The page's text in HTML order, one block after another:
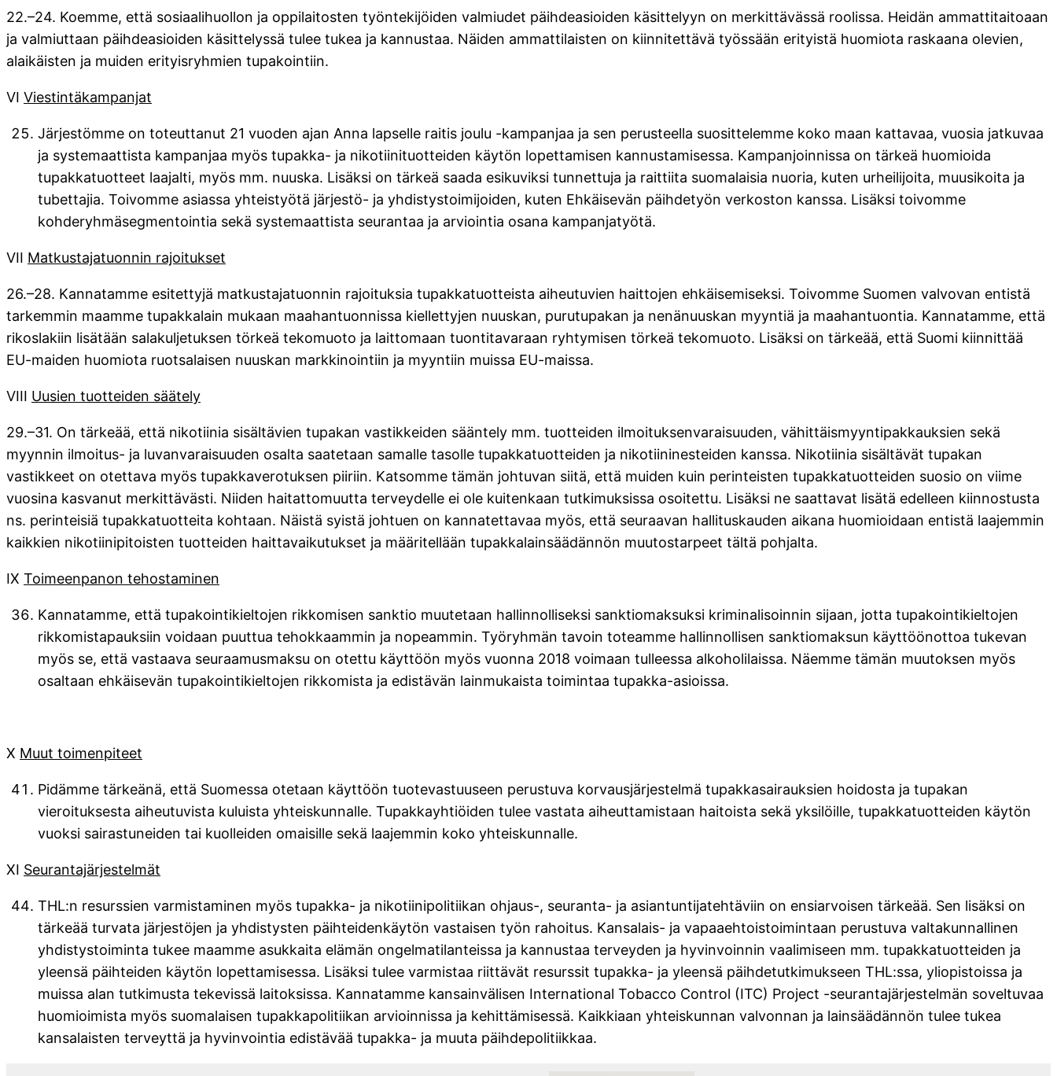
22.–24. Koemme, että sosiaalihuollon ja oppilaitosten työntekijöiden valmiudet päihdeasioiden käsittelyyn on merkittävässä roolissa. Heidän ammattitaitoaan
ja valmiuttaan päihdeasioiden käsittelyssä tulee tukea ja kannustaa. Näiden ammattilaisten on kiinnitettävä työssään erityistä huomiota raskaana olevien,
alaikäisten ja muiden erityisryhmien tupakointiin.
VI Viestintäkampanjat
Järjestömme on toteuttanut 21 vuoden ajan Anna lapselle raitis joulu -kampanjaa ja sen perusteella suosittelemme koko maan kattavaa, vuosia jatkuvaa
ja systemaattista kampanjaa myös tupakka- ja nikotiinituotteiden käytön lopettamisen kannustamisessa. Kampanjoinnissa on tärkeä huomioida
tupakkatuotteet laajalti, myös mm. nuuska. Lisäksi on tärkeä saada esikuviksi tunnettuja ja raittiita suomalaisia nuoria, kuten urheilijoita, muusikoita ja
tubettajia. Toivomme asiassa yhteistyötä järjestö- ja yhdistystoimijoiden, kuten Ehkäisevän päihdetyön verkoston kanssa. Lisäksi toivomme
kohderyhmäsegmentointia sekä systemaattista seurantaa ja arviointia osana kampanjatyötä.
VII Matkustajatuonnin rajoitukset
26.–28. Kannatamme esitettyjä matkustajatuonnin rajoituksia tupakkatuotteista aiheutuvien haittojen ehkäisemiseksi. Toivomme Suomen valvovan entistä
tarkemmin maamme tupakkalain mukaan maahantuonnissa kiellettyjen nuuskan, purutupakan ja nenänuuskan myyntiä ja maahantuontia. Kannatamme, että
rikoslakiin lisätään salakuljetuksen törkeä tekomuoto ja laittomaan tuontitavaraan ryhtymisen törkeä tekomuoto. Lisäksi on tärkeää, että Suomi kiinnittää
EU-maiden huomiota ruotsalaisen nuuskan markkinointiin ja myyntiin muissa EU-maissa.
VIII Uusien tuotteiden säätely
29.–31. On tärkeää, että nikotiinia sisältävien tupakan vastikkeiden sääntely mm. tuotteiden ilmoituksenvaraisuuden, vähittäismyyntipakkauksien sekä
myynnin ilmoitus- ja luvanvaraisuuden osalta saatetaan samalle tasolle tupakkatuotteiden ja nikotiininesteiden kanssa. Nikotiinia sisältävät tupakan
vastikkeet on otettava myös tupakkaverotuksen piiriin. Katsomme tämän johtuvan siitä, että muiden kuin perinteisten tupakkatuotteiden suosio on viime
vuosina kasvanut merkittävästi. Niiden haitattomuutta terveydelle ei ole kuitenkaan tutkimuksissa osoitettu. Lisäksi ne saattavat lisätä edelleen kiinnostusta
ns. perinteisiä tupakkatuotteita kohtaan. Näistä syistä johtuen on kannatettavaa myös, että seuraavan hallituskauden aikana huomioidaan entistä laajemmin
kaikkien nikotiinipitoisten tuotteiden haittavaikutukset ja määritellään tupakkalainsäädännön muutostarpeet tältä pohjalta.
IX Toimeenpanon tehostaminen
Kannatamme, että tupakointikieltojen rikkomisen sanktio muutetaan hallinnolliseksi sanktiomaksuksi kriminalisoinnin sijaan, jotta tupakointikieltojen
rikkomistapauksiin voidaan puuttua tehokkaammin ja nopeammin. Työryhmän tavoin toteamme hallinnollisen sanktiomaksun käyttöönottoa tukevan
myös se, että vastaava seuraamusmaksu on otettu käyttöön myös vuonna 2018 voimaan tulleessa alkoholilaissa. Näemme tämän muutoksen myös
osaltaan ehkäisevän tupakointikieltojen rikkomista ja edistävän lainmukaista toimintaa tupakka-asioissa.
X Muut toimenpiteet
Pidämme tärkeänä, että Suomessa otetaan käyttöön tuotevastuuseen perustuva korvausjärjestelmä tupakkasairauksien hoidosta ja tupakan
vieroituksesta aiheutuvista kuluista yhteiskunnalle. Tupakkayhtiöiden tulee vastata aiheuttamistaan haitoista sekä yksilöille, tupakkatuotteiden käytön
vuoksi sairastuneiden tai kuolleiden omaisille sekä laajemmin koko yhteiskunnalle.
XI Seurantajärjestelmät
THL:n resurssien varmistaminen myös tupakka- ja nikotiinipolitiikan ohjaus-, seuranta- ja asiantuntijatehtäviin on ensiarvoisen tärkeää. Sen lisäksi on
tärkeää turvata järjestöjen ja yhdistysten päihteidenkäytön vastaisen työn rahoitus. Kansalais- ja vapaaehtoistoimintaan perustuva valtakunnallinen
yhdistystoiminta tukee maamme asukkaita elämän ongelmatilanteissa ja kannustaa terveyden ja hyvinvoinnin vaalimiseen mm. tupakkatuotteiden ja
yleensä päihteiden käytön lopettamisessa. Lisäksi tulee varmistaa riittävät resurssit tupakka- ja yleensä päihdetutkimukseen THL:ssa, yliopistoissa ja
muissa alan tutkimusta tekevissä laitoksissa. Kannatamme kansainvälisen International Tobacco Control (ITC) Project -seurantajärjestelmän soveltuvaa
huomioimista myös suomalaisen tupakkapolitiikan arvioinnissa ja kehittämisessä. Kaikkiaan yhteiskunnan valvonnan ja lainsäädännön tulee tukea
kansalaisten terveyttä ja hyvinvointia edistävää tupakka- ja muuta päihdepolitiikkaa.